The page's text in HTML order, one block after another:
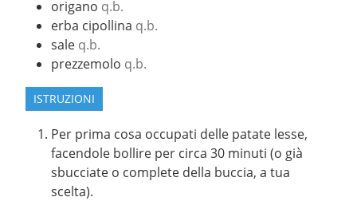
origano q.b.
erba cipollina q.b.
sale q.b.
prezzemolo q.b.
ISTRUZIONI
Per prima cosa occupati delle patate lesse,
facendole bollire per circa 30 minuti (o già
sbucciate o complete della buccia, a tua
scelta).